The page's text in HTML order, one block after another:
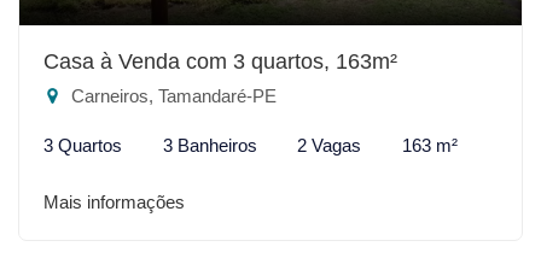
Casa à Venda com 3 quartos, 163m²
Carneiros, Tamandaré-PE
3 Quartos 3 Banheiros 2 Vagas 163 m²
Mais informações